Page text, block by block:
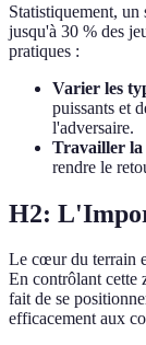
Statistiquement, un
jusqu'à 30 % des
pratiques :
Varier les
puissants et
l'adversaire.
Travailler la
rendre le
H2:
Le cœur du terrain
En contrôlant cette
fait de se
efficacement aux